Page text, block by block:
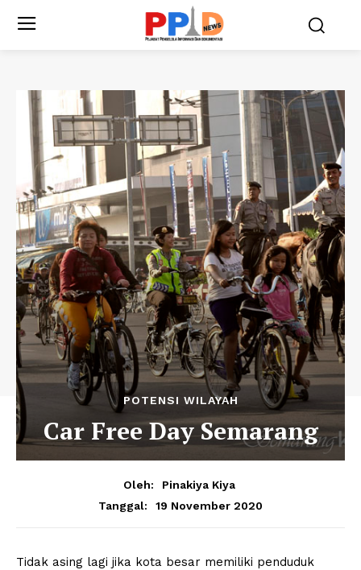
POTENSI WILAYAH
Car Free Day Semarang
Oleh:
Pinakiya Kiya
Tanggal:
19 November 2020
Tidak asing lagi jika kota besar memiliki penduduk